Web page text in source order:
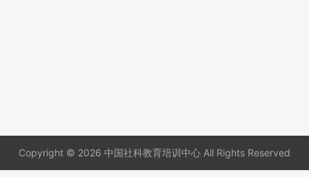
Copyright © 2026 中国社科教育培训中心 All Rights Reserved